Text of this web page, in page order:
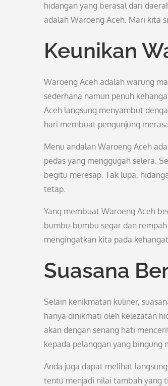
hidangan yang berasal dari
adalah Waroeng Aceh. Mari kita
Keunikan
Waroeng Aceh adalah warung
sederhana namun penuh
Aceh langsung menyambut
hari membuat pengunjung
Menu andalan Waroeng Aceh
pedas yang menggugah selera.
begitu meresap. Tak lupa,
tetap.
Yang membuat Waroeng Aceh
bumbu-bumbu segar dan
mengingatkan kita pada
Suasana
Selain kenikmatan kuliner,
hanya dinikmati oleh kelezatan
akan dengan senang hati
kepada pelanggan yang bingung
Anda juga dapat melihat
tentu menjadi nilai tambah yang